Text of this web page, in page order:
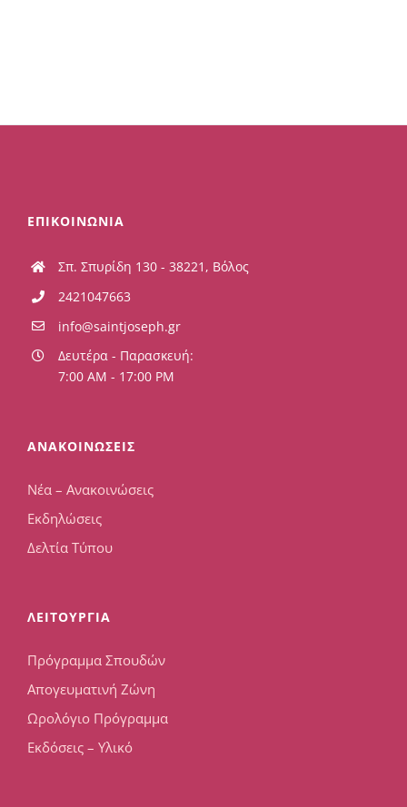
ΕΠΙΚΟΙΝΩΝΙΑ
Σπ. Σπυρίδη 130 - 38221, Βόλος
2421047663
info@saintjoseph.gr
Δευτέρα - Παρασκευή:
7:00 AM - 17:00 PM
ΑΝΑΚΟΙΝΩΣΕΙΣ
Νέα – Ανακοινώσεις
Εκδηλώσεις
Δελτία Τύπου
ΛΕΙΤΟΥΡΓΙΑ
Πρόγραμμα Σπουδών
Απογευματινή Ζώνη
Ωρολόγιο Πρόγραμμα
Εκδόσεις – Υλικό